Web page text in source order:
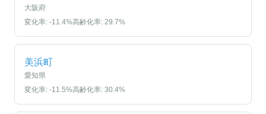
大阪府
変化率: -11.4%高齢化率: 29.7%
美浜町
愛知県
変化率: -11.5%高齢化率: 30.4%